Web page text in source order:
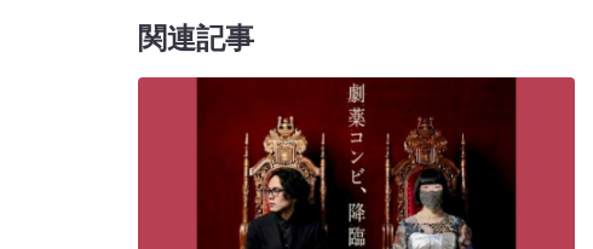
関連記事